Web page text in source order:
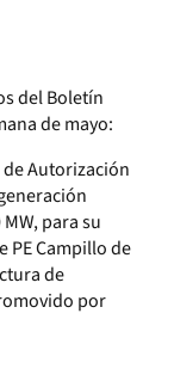
del Boletín
de mayo:
Autorización
para su
PE Campillo de
de
por